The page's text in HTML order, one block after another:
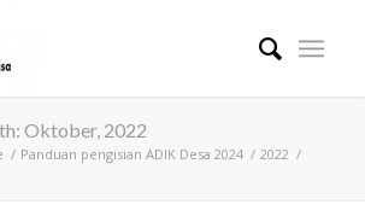
Oktober, 2022
/ Panduan pengisian ADIK Desa 2024 / 2022 /